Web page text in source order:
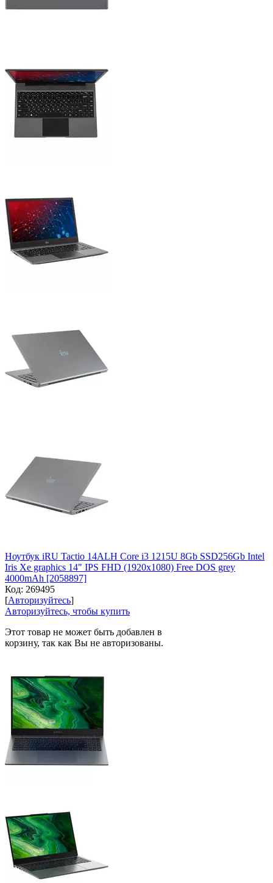
Ноутбук iRU Tactio 14ALH Core i3 1215U 8Gb SSD256Gb Intel
Iris Xe graphics 14" IPS FHD (1920x1080) Free DOS grey
4000mAh [2058897]
Код: 269495
[Авторизуйтесь]
Авторизуйтесь, чтобы купить
Этот товар не может быть добавлен в
корзину, так как Вы не авторизованы.